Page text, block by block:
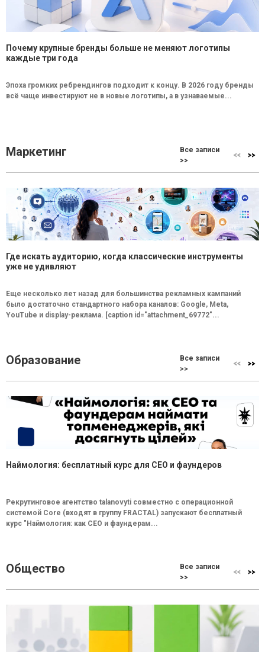
Почему крупные бренды больше не меняют логотипы
каждые три года
Эпоха громких ребрендингов подходит к концу. В 2026 году бренды
всё чаще инвестируют не в новые логотипы, а в узнаваемые...
Маркетинг
Все записи
>>
Где искать аудиторию, когда классические инструменты
уже не удивляют
Еще несколько лет назад для большинства рекламных кампаний
было достаточно стандартного набора каналов: Google, Meta,
YouTube и display-реклама. [caption id="attachment_69772"...
Образование
Все записи
>>
Наймология: бесплатный курс для CEO и фаундеров
Рекрутинговое агентство talanovyti совместно с операционной
системой Core (входят в группу FRACTAL) запускают бесплатный
курс "Наймология: как СEO и фаундерам...
Общество
Все записи
>>